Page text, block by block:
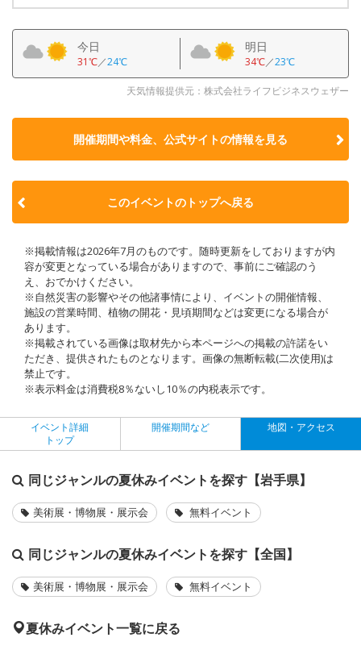
今日
31℃／24℃
明日
34℃／23℃
天気情報提供元：株式会社ライフビジネスウェザー
開催期間や料金、公式サイトの情報を見る
このイベントのトップへ戻る
※掲載情報は2026年7月のものです。随時更新をしておりますが内
容が変更となっている場合がありますので、事前にご確認のう
え、おでかけください。
※自然災害の影響やその他諸事情により、イベントの開催情報、
施設の営業時間、植物の開花・見頃期間などは変更になる場合が
あります。
※掲載されている画像は取材先から本ページへの掲載の許諾をい
ただき、提供されたものとなります。画像の無断転載(二次使用)は
禁止です。
※表示料金は消費税8％ないし10％の内税表示です。
イベント詳細
トップ
開催期間など 地図・アクセス
同じジャンルの夏休みイベントを探す【岩手県】
美術展・博物展・展示会 無料イベント
同じジャンルの夏休みイベントを探す【全国】
美術展・博物展・展示会 無料イベント
夏休みイベント一覧に戻る